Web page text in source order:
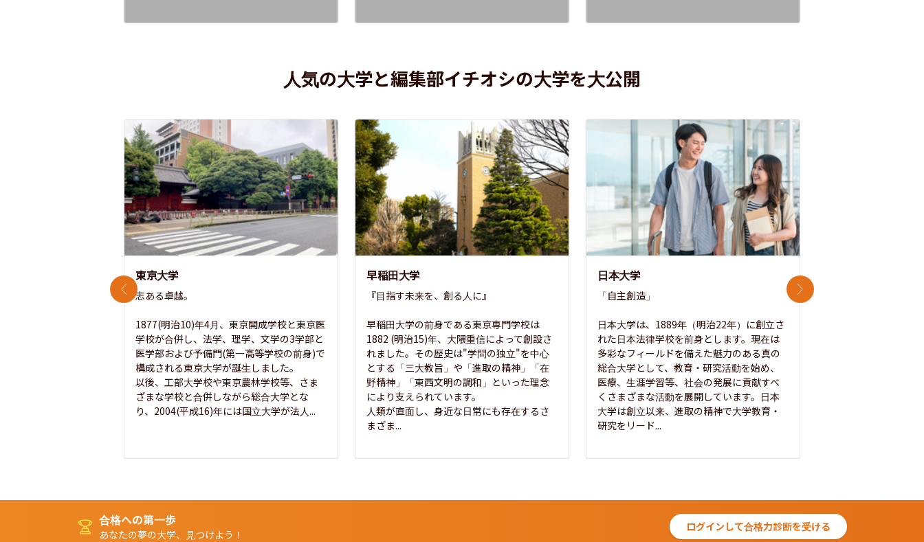
人気の大学と編集部イチオシの大学を大公開
東京大学
志ある卓越。
1877(明治10)年4月、東京開成学校と東京医
学校が合併し、法学、理学、文学の3学部と
医学部および予備門(第一高等学校の前身)で
構成される東京大学が誕生しました。
以後、工部大学校や東京農林学校等、さま
ざまな学校と合併しながら総合大学とな
り、2004(平成16)年には国立大学が法人...
早稲田大学
『目指す未来を、創る人に』
早稲田大学の前身である東京専門学校は
1882 (明治15)年、大隈重信によって創設さ
れました。その歴史は"学問の独立"を中心
とする「三大教旨」や「進取の精神」「在
野精神」「東西文明の調和」といった理念
により支えられています。
人類が直面し、身近な日常にも存在するさ
まざま...
日本大学
「自主創造」
日本大学は、1889年（明治22年）に創立さ
れた日本法律学校を前身とします。現在は
多彩なフィールドを備えた魅力のある真の
総合大学として、教育・研究活動を始め、
医療、生涯学習等、社会の発展に貢献すべ
くさまざまな活動を展開しています。日本
大学は創立以来、進取の精神で大学教育・
研究をリード...
前のスライド 次のスライド
合格への第一歩
あなたの夢の大学、見つけよう！
ログインして合格力診断を受ける